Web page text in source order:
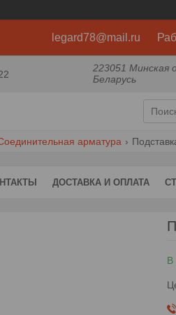
legard78@mail.ru
223051 Минская
Беларусь
арматура
ДОСТАВКА И ОПЛАТА
В